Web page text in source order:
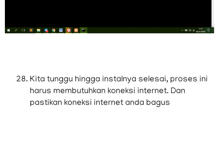
Kita tunggu hingga instalnya selesai, proses ini
harus membutuhkan koneksi internet. Dan
pastikan koneksi internet anda bagus